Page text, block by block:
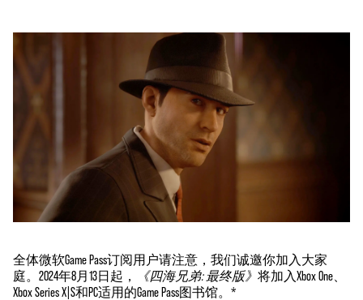
全体微软Game Pass订阅用户请注意，我们诚邀你加入大家
庭。2024年8月13日起，
《四海兄弟: 最终版》 将加入Xbox One、
Xbox Series X|S和PC适用的Game Pass图书馆。*